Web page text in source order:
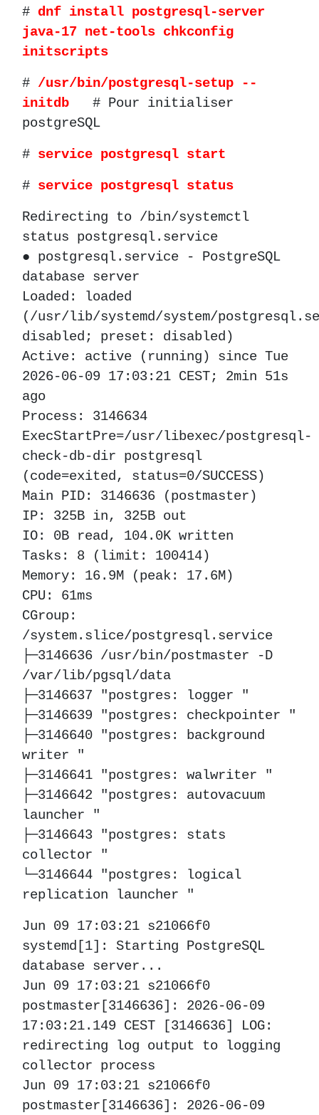
# dnf install postgresql-server
java-17 net-tools chkconfig
initscripts
# /usr/bin/postgresql-setup --
initdb # Pour initialiser
postgreSQL
# service postgresql start
# service postgresql status
Redirecting to /bin/systemctl
status postgresql.service
● postgresql.service - PostgreSQL
database server
Loaded: loaded
(/usr/lib/systemd/system/
disabled; preset: disabled)
Active: active (running) since Tue
2026-06-09 17:03:21 CEST; 2min 51s
ago
Process: 3146634
ExecStartPre=/usr/libexec/postgresql-
check-db-dir postgresql
(code=exited, status=0/SUCCESS)
Main PID: 3146636 (postmaster)
IP: 325B in, 325B out
IO: 0B read, 104.0K written
Tasks: 8 (limit: 100414)
Memory: 16.9M (peak: 17.6M)
CPU: 61ms
CGroup:
/system.slice/postgresql.service
├─3146636 /usr/bin/postmaster -D
/var/lib/pgsql/data
├─3146637 "postgres: logger "
├─3146639 "postgres: checkpointer "
├─3146640 "postgres: background
writer "
├─3146641 "postgres: walwriter "
├─3146642 "postgres: autovacuum
launcher "
├─3146643 "postgres: stats
collector "
└─3146644 "postgres: logical
replication launcher "
Jun 09 17:03:21 s21066f0
systemd[1]: Starting PostgreSQL
database server...
Jun 09 17:03:21 s21066f0
postmaster[3146636]: 2026-06-09
17:03:21.149 CEST [3146636] LOG:
redirecting log output to logging
collector process
Jun 09 17:03:21 s21066f0
postmaster[3146636]: 2026-06-09